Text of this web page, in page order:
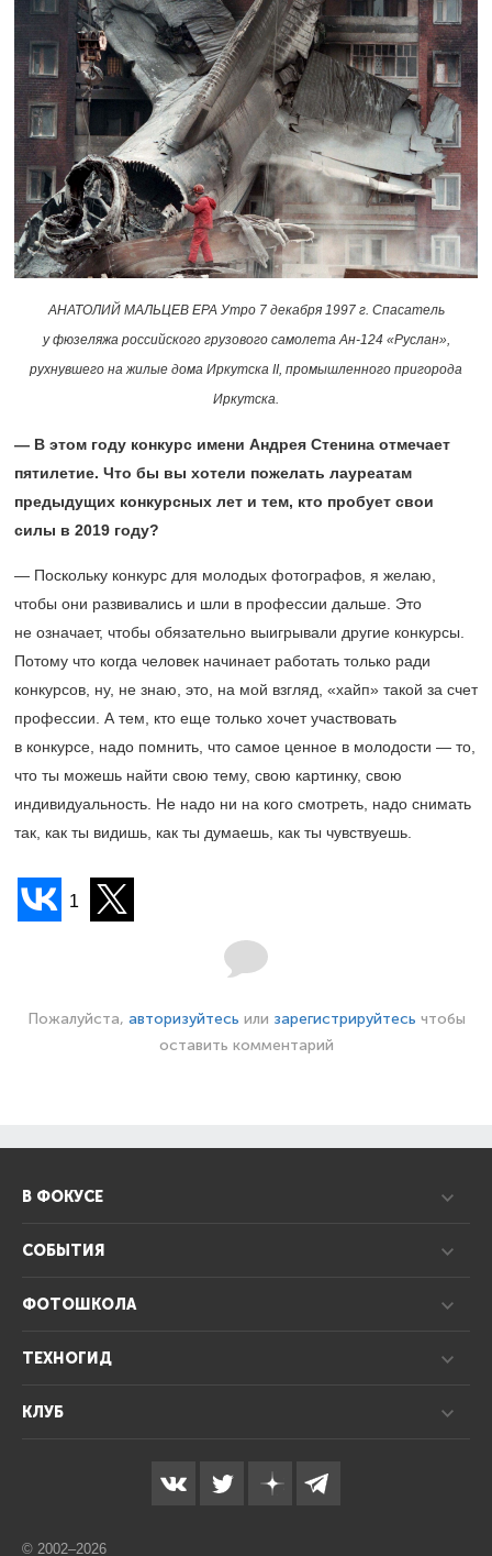
АНАТОЛИЙ МАЛЬЦЕВ EPA Утро 7 декабря 1997 г. Спасатель
у фюзеляжа российского грузового самолета Ан-124 «Руслан»,
рухнувшего на жилые дома Иркутска II, промышленного пригорода
Иркутска.
— В этом году конкурс имени Андрея Стенина отмечает
пятилетие. Что бы вы хотели пожелать лауреатам
предыдущих конкурсных лет и тем, кто пробует свои
силы в 2019 году?
— Поскольку конкурс для молодых фотографов, я желаю,
чтобы они развивались и шли в профессии дальше. Это
не означает, чтобы обязательно выигрывали другие конкурсы.
Потому что когда человек начинает работать только ради
конкурсов, ну, не знаю, это, на мой взгляд, «хайп» такой за счет
профессии. А тем, кто еще только хочет участвовать
в конкурсе, надо помнить, что самое ценное в молодости — то,
что ты можешь найти свою тему, свою картинку, свою
индивидуальность. Не надо ни на кого смотреть, надо снимать
так, как ты видишь, как ты думаешь, как ты чувствуешь.
1
Пожалуйста, авторизуйтесь или зарегистрируйтесь чтобы
оставить комментарий
В ФОКУСЕ
СОБЫТИЯ
ФОТОШКОЛА
ТЕХНОГИД
КЛУБ
© 2002–2026